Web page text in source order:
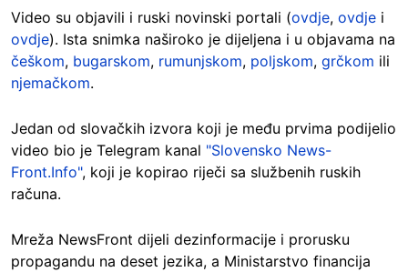
Video su objavili i ruski novinski portali (ovdje, ovdje i
ovdje). Ista snimka naširoko je dijeljena i u objavama na
češkom, bugarskom, rumunjskom, poljskom, grčkom ili
njemačkom.
Jedan od slovačkih izvora koji je među prvima podijelio
video bio je Telegram kanal "Slovensko News-
Front.Info", koji je kopirao riječi sa službenih ruskih
računa.
Mreža NewsFront dijeli dezinformacije i prorusku
propagandu na deset jezika, a Ministarstvo financija